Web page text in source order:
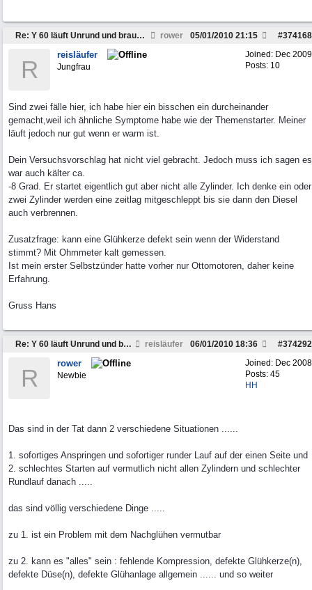
Re: Y 60 läuft Unrund und braucht viel Sprit rower #374168
05/01/2010 21:15
Joined: Dec 2009
Posts: 10
R
reisläufer
Jungfrau
Sind zwei fälle hier, ich habe hier ein bisschen ein durcheinander
gemacht,weil ich ähnliche Symptome habe wie der Themenstarter. Meiner
läuft jedoch nur gut wenn er warm ist.
Dein Versuchsvorschlag hat nicht viel gebracht. Jedoch muss ich sagen es
war auch kälter ca.
-8 Grad. Er startet eigentlich gut aber nicht alle Zylinder. Ich denke ein oder
zwei Zylinder werden eine zeitlag mitgeschleppt bis sie dann den Diesel
auch verbrennen.
Zusatzfrage: kann eine Glühkerze defekt sein wenn der Widerstand
stimmt? Mit Ohmmeter kalt gemessen.
Ist mein erster Selbstzünder hatte vorher nur Ottomotoren, daher keine
Erfahrung.
Gruss Hans
Re: Y 60 läuft Unrund und braucht viel Sprit reisläufer #374292
06/01/2010 18:36
Joined: Dec 2008
Posts: 45
HH
R
rower
Newbie
Das sind in der Tat dann 2 verschiedene Situationen ......
1. sofortiges Anspringen und sofortiger runder Lauf auf der einen Seite und
2. schlechtes Starten auf vermutlich nicht allen Zylindern und schlechter
Rundlauf danach .....
das sind völlig verschiedene Dinge .....
zu 1. ist ein Problem mit dem Nachglühen vermutbar
zu 2. kann es "alles" sein : fehlende Kompression, defekte Glühkerze(n),
defekte Düse(n), defekte Glühanlage allgemein ...... und so weiter